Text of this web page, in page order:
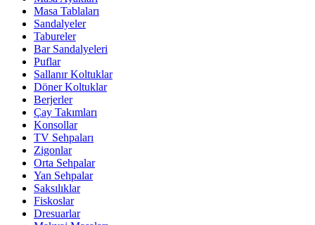
Masa Tablaları
Sandalyeler
Tabureler
Bar Sandalyeleri
Puflar
Sallanır Koltuklar
Döner Koltuklar
Berjerler
Çay Takımları
Konsollar
TV Sehpaları
Zigonlar
Orta Sehpalar
Yan Sehpalar
Saksılıklar
Fiskoslar
Dresuarlar